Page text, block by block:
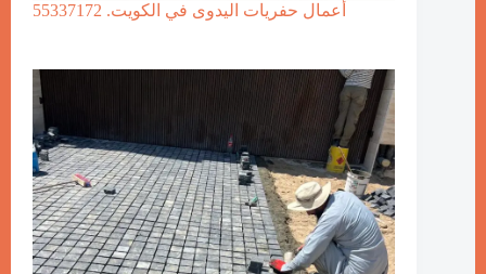
أعمال حفريات اليدوى في الكويت. 55337172